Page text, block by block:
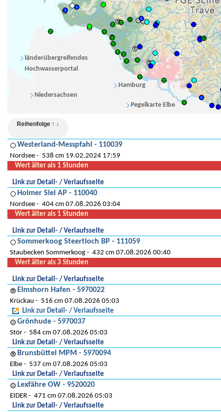
Reihenfolge ↑ ↓
Westerland-Messpfahl - 110039
Nordsee
538 cm 19.02.2024 17:59
Wert älter als 1 Stunden
Link zur Detail- / Verlaufsseite
Holmer Siel AP - 110040
Nordsee
404 cm 07.08.2026 03:04
Wert älter als 1 Stunden
Link zur Detail- / Verlaufsseite
Sommerkoog Steertloch BP - 111059
Staubecken Sommerkoog
432 cm 07.08.2026 00:40
Wert älter als 3 Stunden
Link zur Detail- / Verlaufsseite
Elmshorn Hafen - 5970022
Krückau
516 cm 07.08.2026 05:03
Link zur Detail- / Verlaufsseite
Grönhude - 5970037
Stör
584 cm 07.08.2026 05:03
Link zur Detail- / Verlaufsseite
Brunsbüttel MPM - 5970094
Elbe
537 cm 07.08.2026 05:03
Link zur Detail- / Verlaufsseite
Lexfähre OW - 9520020
EIDER
471 cm 07.08.2026 05:03
Link zur Detail- / Verlaufsseite
Pegelkarte Elbe
Niedersachsen
Hamburg
länderübergreifendes
Hochwasserportal